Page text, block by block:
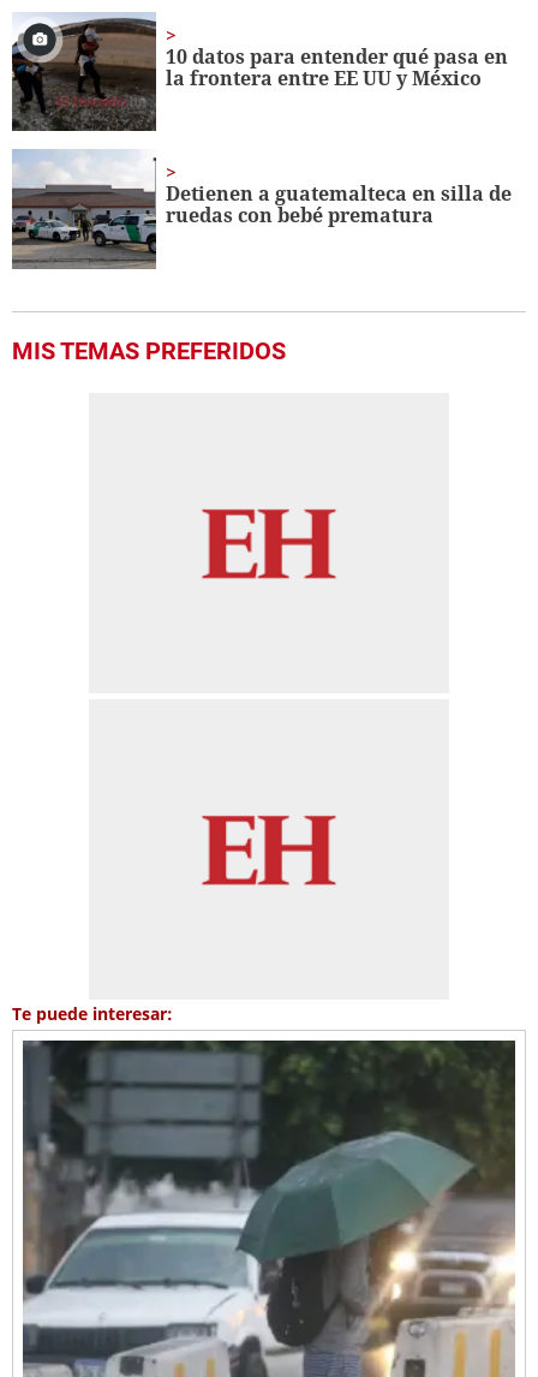
10 datos para entender qué pasa en
la frontera entre EE UU y México
Detienen a guatemalteca en silla de
ruedas con bebé prematura
MIS TEMAS PREFERIDOS
Te puede interesar: